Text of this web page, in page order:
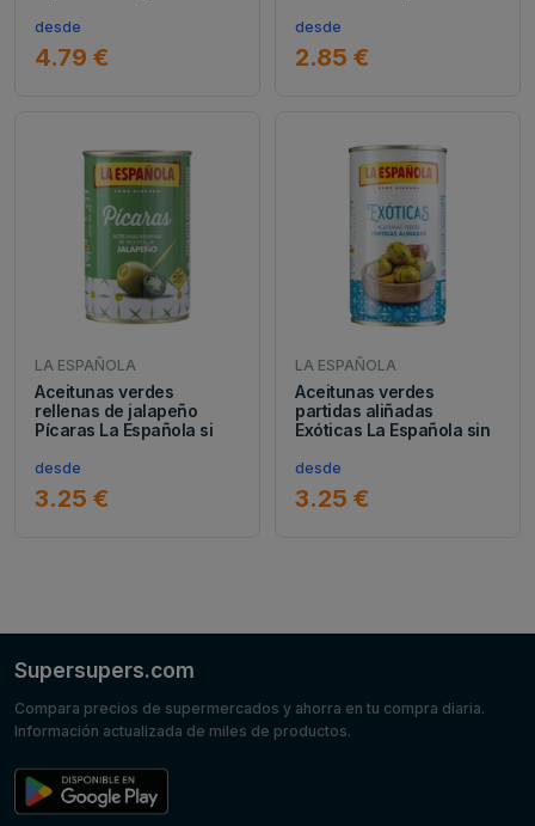
desde
4.79 €
desde
2.85 €
LA ESPAÑOLA
Aceitunas verdes
rellenas de jalapeño
Pícaras La Española si
desde
3.25 €
LA ESPAÑOLA
Aceitunas verdes
partidas aliñadas
Exóticas La Española sin
desde
3.25 €
Supersupers.com
Compara precios de supermercados y ahorra en tu compra diaria.
Información actualizada de miles de productos.